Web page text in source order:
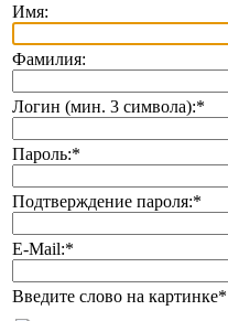
Имя:
Фамилия:
Логин (мин. 3 символа):*
Пароль:*
Подтверждение пароля:*
E-Mail:*
Введите слово на картинке*